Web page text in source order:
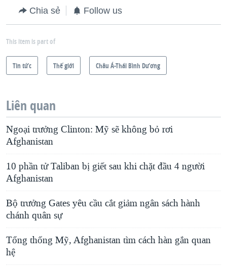
Chia sẻ Follow us
This item is part of
Tin tức Thế giới Châu Á-Thái Bình Dương
Liên quan
Ngoại trưởng Clinton: Mỹ sẽ không bỏ rơi
Afghanistan
10 phần tử Taliban bị giết sau khi chặt đầu 4 người
Afghanistan
Bộ trưởng Gates yêu cầu cắt giảm ngân sách hành
chánh quân sự
Tổng thống Mỹ, Afghanistan tìm cách hàn gắn quan
hệ